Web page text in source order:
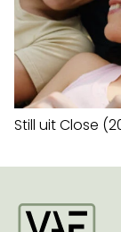
Still uit Close